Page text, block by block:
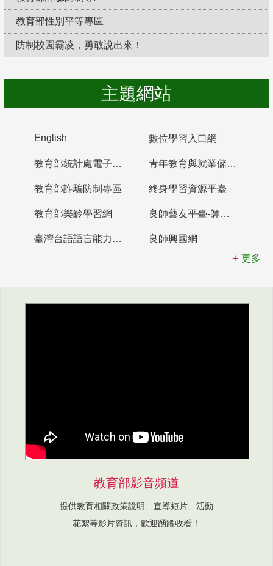
教育部性別平等專區
防制校園霸凌，勇敢說出來！
主題網站
English 數位學習入口網
教育部統計處電子書櫃 青年教育與就業儲蓄帳戶
教育部詐騙防制專區 終身學習資源平臺
教育部樂齡學習網 良師藝友平臺-師資培育整合平臺
臺灣台語語言能力認證網站
良師興國網
更多
教育部影音頻道
提供教育相關政策說明、宣導短片、活動
花絮等影片資訊，歡迎踴躍收看！